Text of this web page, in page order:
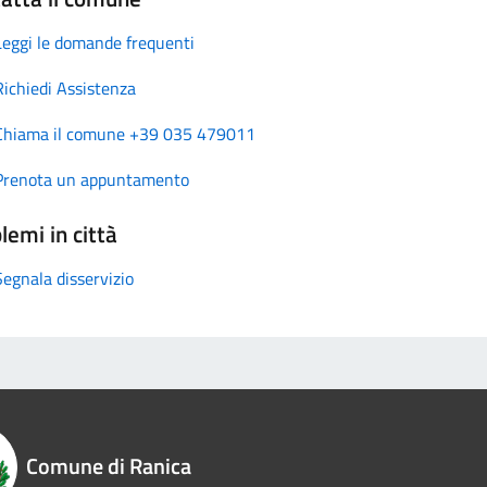
le domande frequenti
Assistenza
il comune +39 035 479011
un appuntamento
in città
disservizio
Comune di Ranica